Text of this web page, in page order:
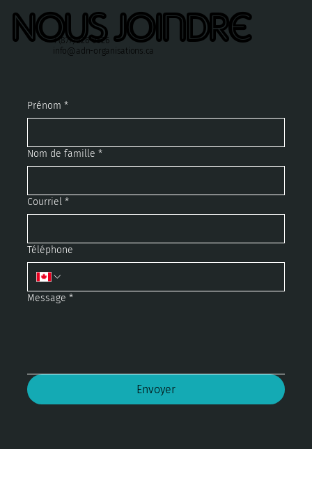
Nous joindre
1 (877) 226-0526
info@adn-organisations.ca
Prénom *
Nom de famille *
Courriel *
Téléphone
Message *
Envoyer